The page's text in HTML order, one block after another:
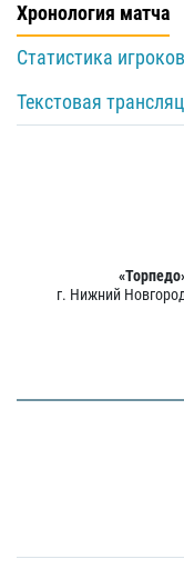
Хронология матча
Статистика игроков
Текстовая
г. Нижний